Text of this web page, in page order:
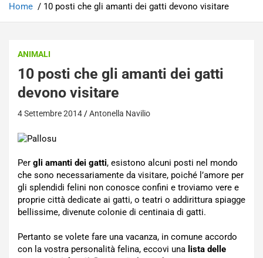
Home 10 posti che gli amanti dei gatti devono visitare
ANIMALI
10 posti che gli amanti dei gatti
devono visitare
4 Settembre 2014 Antonella Navilio
Per gli amanti dei gatti, esistono alcuni posti nel mondo
che sono necessariamente da visitare, poiché l’amore per
gli splendidi felini non conosce confini e troviamo vere e
proprie città dedicate ai gatti, o teatri o addirittura spiagge
bellissime, divenute colonie di centinaia di gatti.
Pertanto se volete fare una vacanza, in comune accordo
con la vostra personalità felina, eccovi una lista delle